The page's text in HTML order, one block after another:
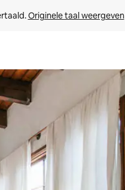
Originele taal weergeven